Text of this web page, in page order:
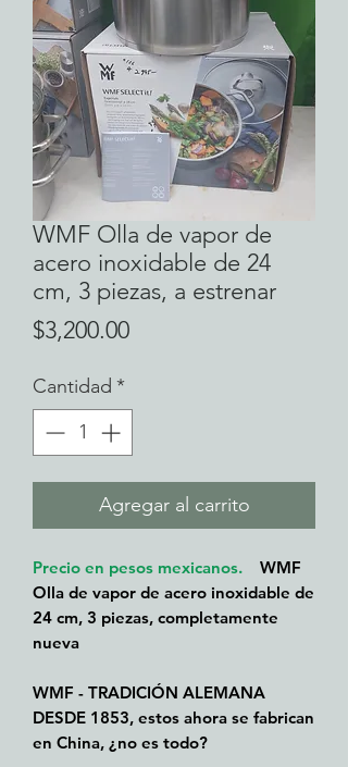
WMF Olla de vapor de
acero inoxidable de 24
cm, 3 piezas, a estrenar
$3,200.00Precio
Cantidad *
Agregar al carrito
Precio en pesos mexicanos.
WMF
Olla de vapor de acero inoxidable de
24 cm, 3 piezas, completamente
nueva
WMF - TRADICIÓN ALEMANA
DESDE 1853, estos ahora se fabrican
en China, ¿no es todo?